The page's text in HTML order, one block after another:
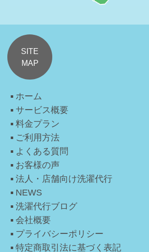
SITE
MAP
ホーム
サービス概要
料金プラン
ご利用方法
よくある質問
お客様の声
法人・店舗向け洗濯代行
NEWS
洗濯代行ブログ
会社概要
プライバシーポリシー
特定商取引法に基づく表記